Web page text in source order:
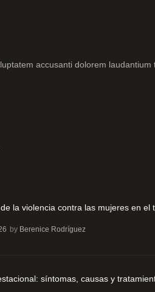
accusanti dolorem laudantium
la violencia contra las mujeres en el
by Berenice Rodríguez
síntomas, causas y